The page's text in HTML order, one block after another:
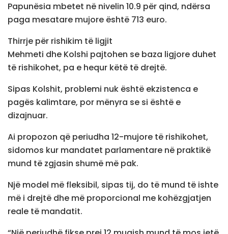
Papunësia mbetet në nivelin 10.9 për qind, ndërsa
paga mesatare mujore është 713 euro.
Thirrje për rishikim të ligjit
Mehmeti dhe Kolshi pajtohen se baza ligjore duhet
të rishikohet, pa e hequr këtë të drejtë.
Sipas Kolshit, problemi nuk është ekzistenca e
pagës kalimtare, por mënyra se si është e
dizajnuar.
Ai propozon që periudha 12-mujore të rishikohet,
sidomos kur mandatet parlamentare në praktikë
mund të zgjasin shumë më pak.
Një model më fleksibil, sipas tij, do të mund të ishte
më i drejtë dhe më proporcional me kohëzgjatjen
reale të mandatit.